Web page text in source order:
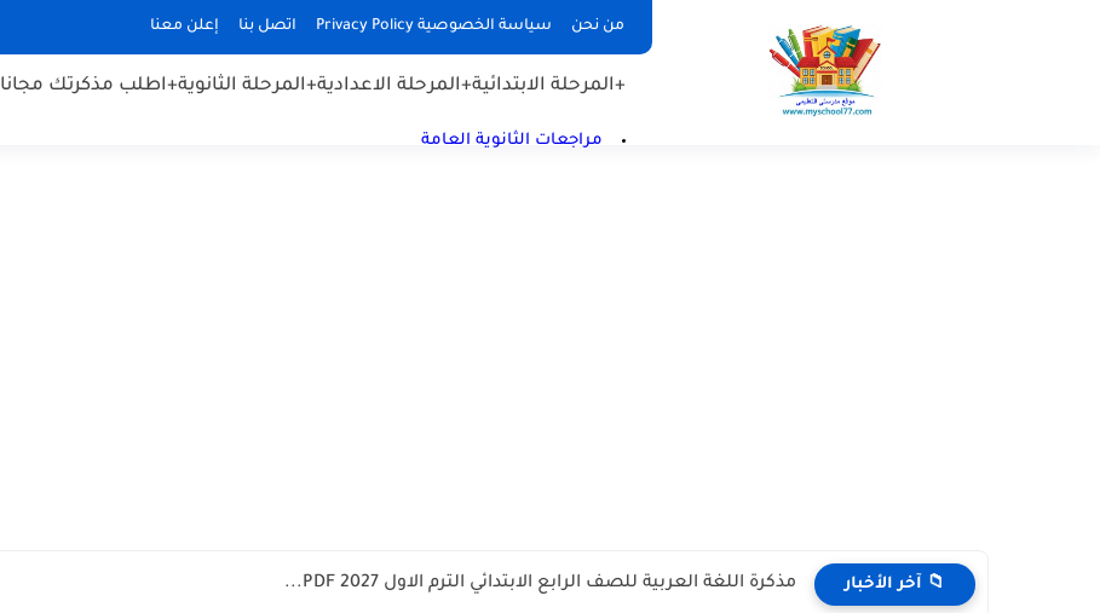
من نحن سياسة الخصوصية Privacy Policy اتصل بنا إعلن معنا
+المرحلة الابتدائية+المرحلة الاعدادية+المرحلة الثانوية+اطلب مذكرتك مجانا
مراجعات الثانوية العامة
📁 آخر الأخبار مذكرة اللغة العربية للصف الرابع الابتدائي الترم الاول 2027 PDF...